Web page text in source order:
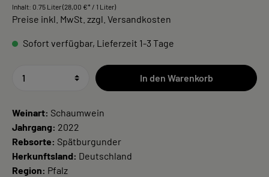
Inhalt: 0.75 Liter(28,00 €* / 1 Liter)
Preise inkl. MwSt. zzgl. Versandkosten
Sofort verfügbar, Lieferzeit 1-3 Tage
In den Warenkorb
Weinart: Schaumwein
Jahrgang: 2022
Rebsorte: Spätburgunder
Herkunftsland: Deutschland
Region: Pfalz